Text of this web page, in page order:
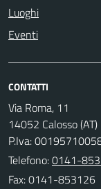
Luoghi
Eventi
CONTATTI
Via Roma, 11
14052 Calosso (AT)
P.Iva:
Telefono:0141-
Fax: 0141-853126